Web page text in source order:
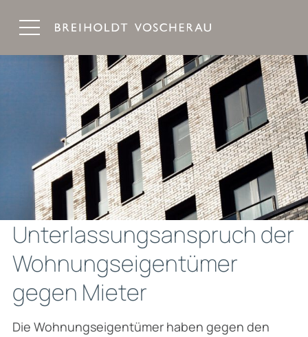
Unterlassungsanspruch der
Wohnungseigentümer
gegen Mieter
Die Wohnungseigentümer haben gegen den